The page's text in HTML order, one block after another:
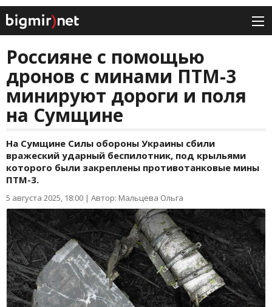
Россияне с помощью
дронов с минами ПТМ-3
минируют дороги и поля
на Сумщине
На Сумщине Силы обороны Украины сбили
вражеский ударный беспилотник, под крыльями
которого были закреплены противотанковые мины
ПТМ-3.
5 августа 2025, 18:00 | Автор: Мальцева Ольга